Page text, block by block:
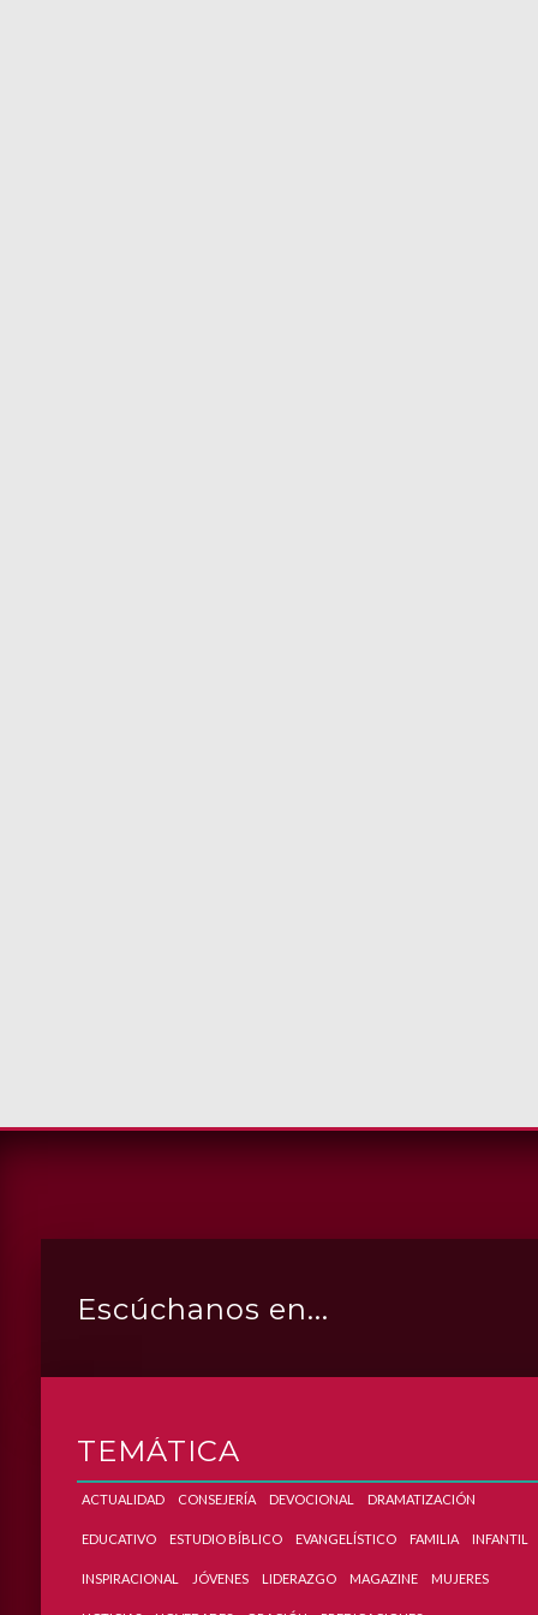
Escúchanos en...
TEMÁTICA
ACTUALIDAD CONSEJERÍA DEVOCIONAL DRAMATIZACIÓN
EDUCATIVO ESTUDIO BÍBLICO EVANGELÍSTICO FAMILIA INFANTIL
INSPIRACIONAL JÓVENES LIDERAZGO MAGAZINE MUJERES